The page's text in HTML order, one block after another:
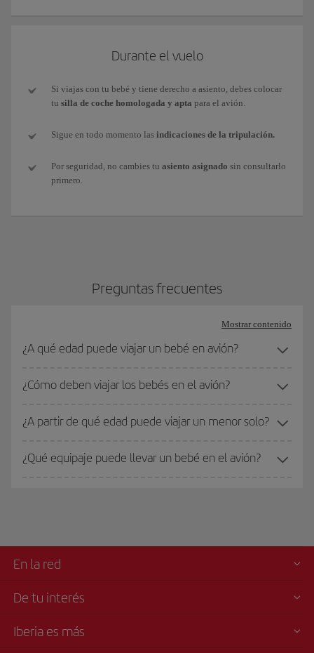
Durante el vuelo
Si viajas con tu bebé y tiene derecho a asiento, debes colocar
tu silla de coche homologada y apta para el avión.
Sigue en todo momento las indicaciones de la tripulación.
Por seguridad, no cambies tu asiento asignado sin consultarlo
primero.
Preguntas frecuentes
Mostrar contenido
¿A qué edad puede viajar un bebé en avión?
¿Cómo deben viajar los bebés en el avión?
¿A partir de qué edad puede viajar un menor solo?
¿Qué equipaje puede llevar un bebé en el avión?
En la red
De tu interés
Iberia es más